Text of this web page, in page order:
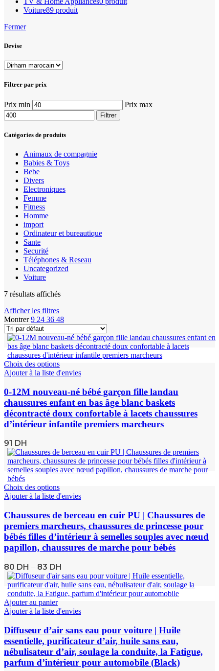
Voiture89 produit
Fermer
Devise
Filtrer par prix
Prix min Prix max
Filtrer
Catégories de produits
Animaux de compagnie
Babies & Toys
Bebe
Divers
Electroniques
Femme
Fitness
Homme
import
Ordinateur et bureautique
Sante
Securité
Téléphones & Reseau
Uncategorized
Voiture
7 résultats affichés
Afficher les filtres
Montrer9 24 36 48
Choix des options
Ajouter à la liste d'envies
0-12M nouveau-né bébé garçon fille landau
chaussures enfant en bas âge blanc baskets
décontracté doux confortable à lacets chaussures
d’intérieur infantile premiers marcheurs
91 DH
Choix des options
Ajouter à la liste d'envies
Chaussures de berceau en cuir PU | Chaussures de
premiers marcheurs, chaussures de princesse pour
bébés filles d’intérieur à semelles souples avec nœud
papillon, chaussures de marche pour bébés
80 DH – 83 DH
Ajouter au panier
Ajouter à la liste d'envies
Diffuseur d’air sans eau pour voiture | Huile
essentielle, purificateur d’air, huile sans eau,
nébulisateur d’air, soulage la conduite, la Fatigue,
parfum d’intérieur pour automobile (Black)